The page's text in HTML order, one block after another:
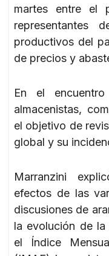
martes entre el
representantes
productivos del
de precios y
En el encuentro
almacenistas,
el objetivo de
global y su
Marranzini
efectos de las
discusiones de
la evolución de
el Índice